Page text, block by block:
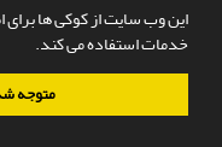
این وب سایت از کوکی ها برای
خدمات استفاده می کند.
متوجه
سامانه مدیریت نشریات